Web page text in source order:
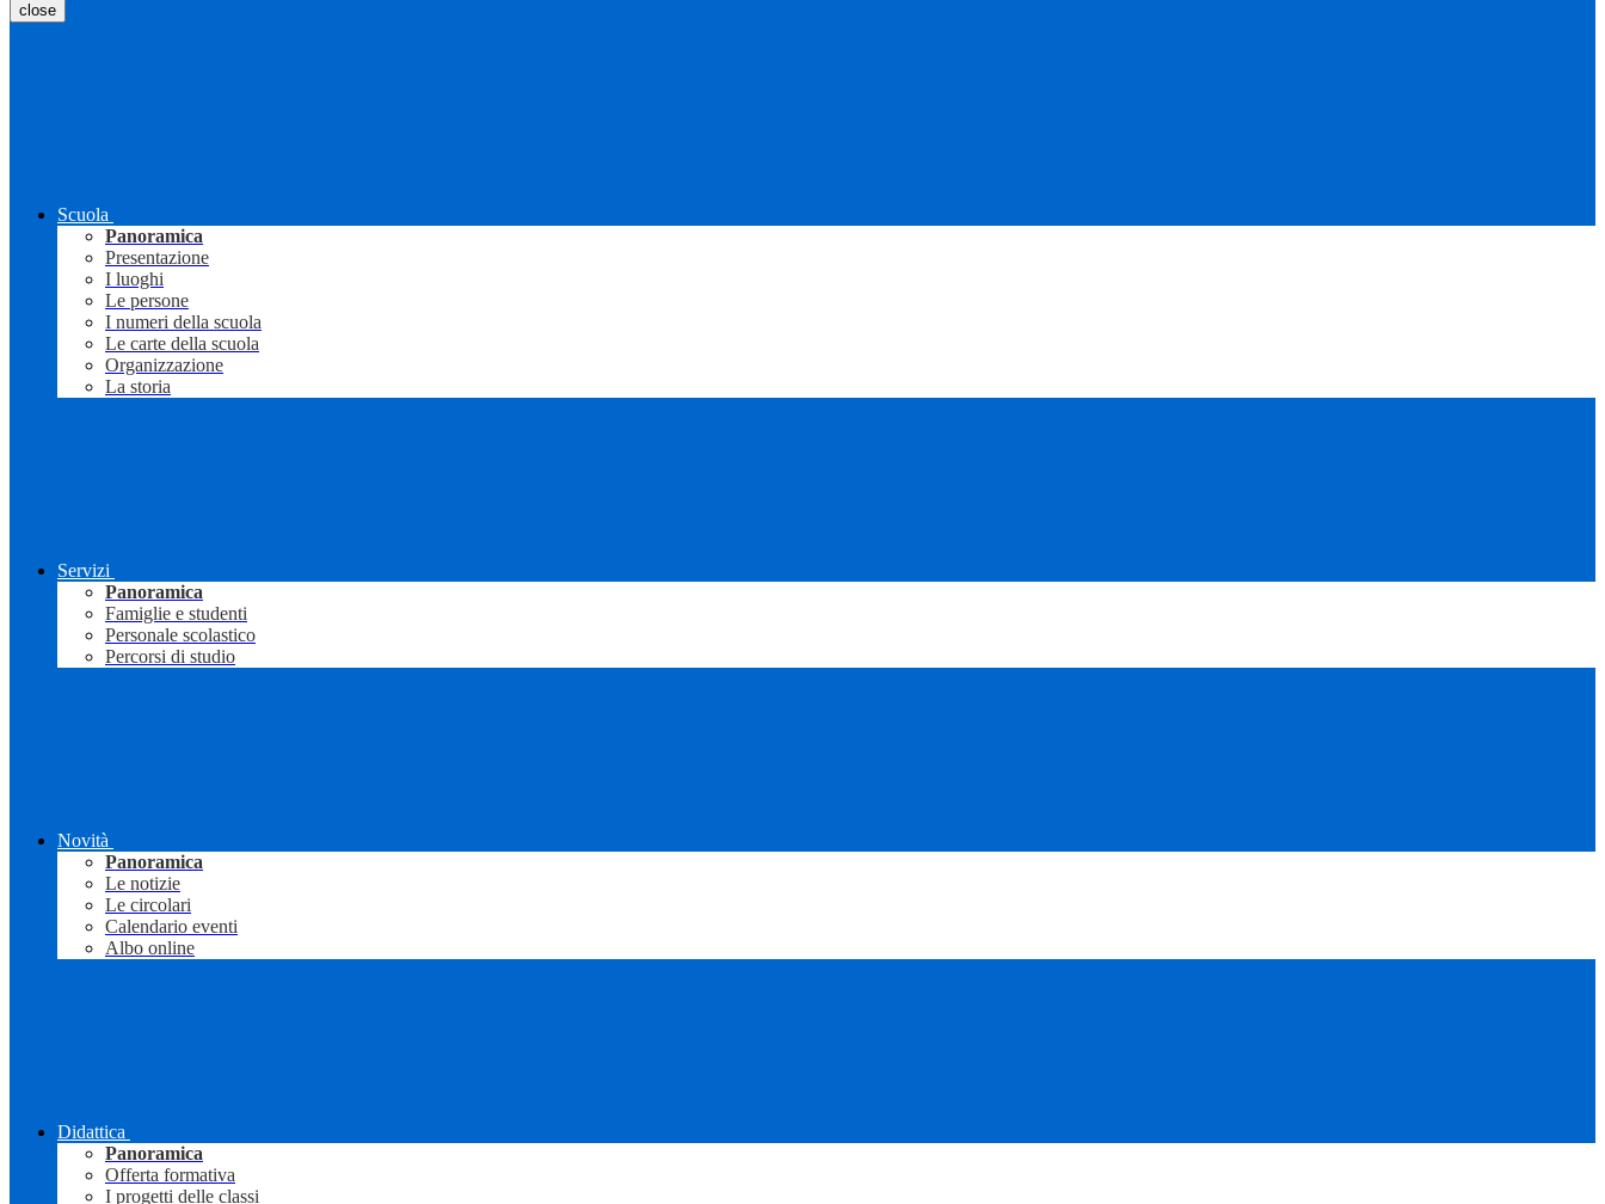
close
Scuola
Panoramica
Presentazione
I luoghi
Le persone
I numeri della scuola
Le carte della scuola
Organizzazione
La storia
Servizi
Panoramica
Famiglie e studenti
Personale scolastico
Percorsi di studio
Novità
Panoramica
Le notizie
Le circolari
Calendario eventi
Albo online
Didattica
Panoramica
Offerta formativa
I progetti delle classi